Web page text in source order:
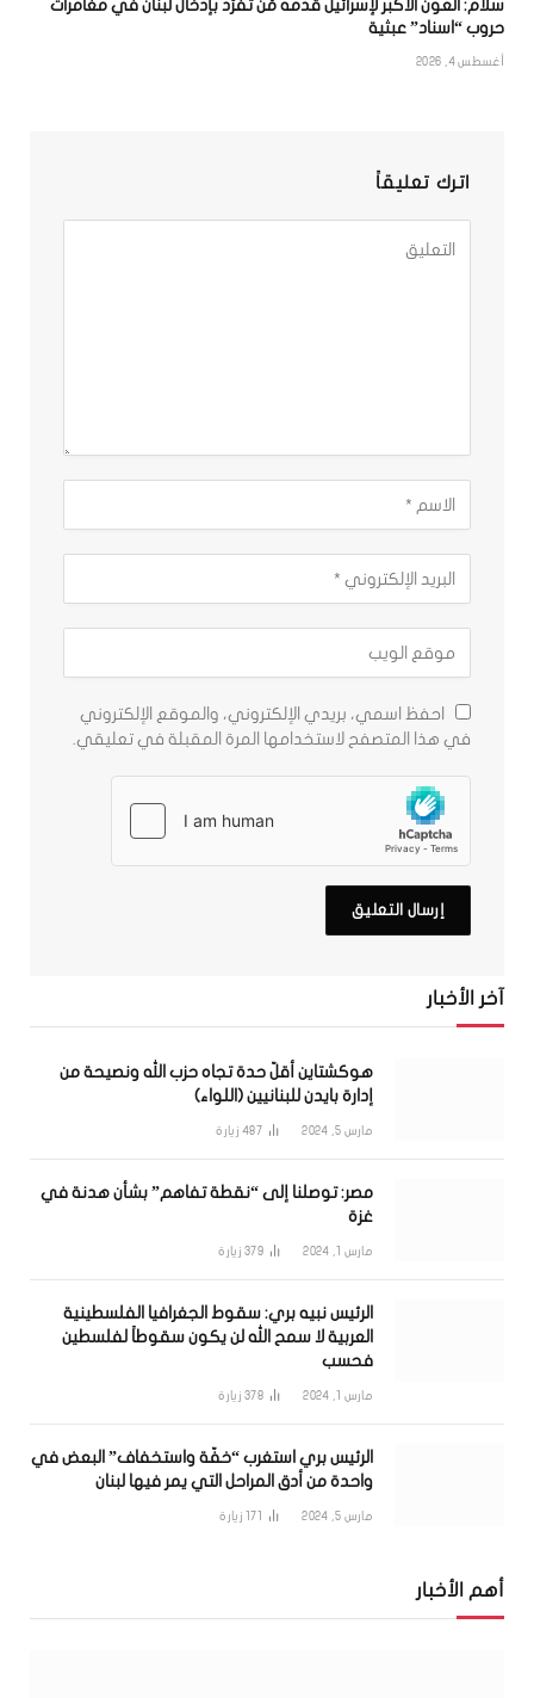
سلام: العون الأكبر لإسرائيل قدّمه مَن تفرّد بإدخال لبنان في مغامرات
حروب “اسناد” عبثية
أغسطس 4, 2026
اترك تعليقاً
احفظ اسمي، بريدي الإلكتروني، والموقع الإلكتروني
في هذا المتصفح لاستخدامها المرة المقبلة في تعليقي.
آخر الأخبار
هوكشتاين أقلّ حدة تجاه حزب الله ونصيحة من
إدارة بايدن للبنانيين (اللواء)
مارس 5, 2024 487 زيارة
مصر: توصلنا إلى “نقطة تفاهم” بشأن هدنة في
غزة
مارس 1, 2024 379 زيارة
الرئيس نبيه بري: سقوط الجغرافيا الفلسطينية
العربية لا سمح الله لن يكون سقوطاً لفلسطين
فحسب
مارس 1, 2024 378 زيارة
الرئيس بري استغرب “خفّة واستخفاف” البعض في
واحدة من أدق المراحل التي يمر فيها لبنان
مارس 5, 2024 171 زيارة
أهم الأخبار